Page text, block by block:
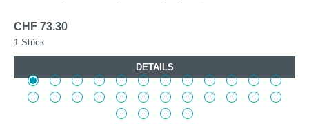
CHF 73.30
1 Stück
DETAILS